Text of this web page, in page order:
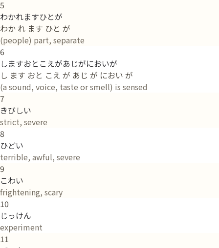
5
わかれますひとが
わか れ ます ひと が
(people) part, separate
6
しますおとこえがあじがにおいが
し ます おと こえ が あじ が におい が
(a sound, voice, taste or smell) is sensed
7
きびしい
strict, severe
8
ひどい
terrible, awful, severe
9
こわい
frightening, scary
10
じっけん
experiment
11